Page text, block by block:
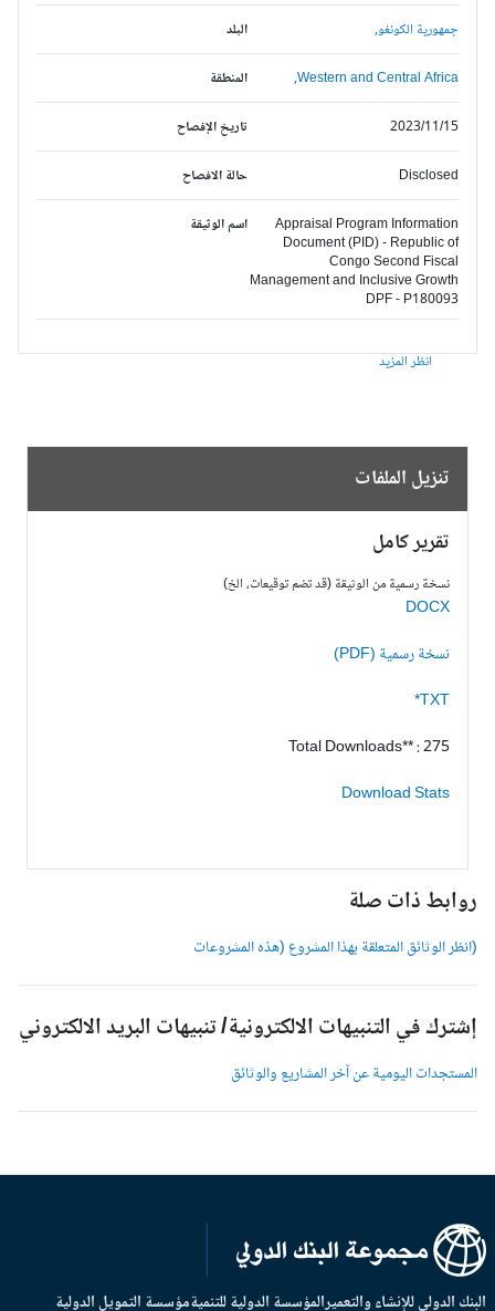
البلد جمهورية الكونغو,
المنطقة Western and Central Africa,
تاريخ الإفصاح 2023/11/15
حالة الافصاح Disclosed
اسم الوثيقة
Appraisal Program Information
Document (PID) - Republic of
Congo Second Fiscal
Management and Inclusive Growth
DPF - P180093
انظر المزيد
تنزيل الملفات
تقرير كامل
نسخة رسمية من الوثيقة (قد تضم توقيعات، الخ)
DOCX
نسخة رسمية (PDF)
TXT*
Total Downloads** : 275
Download Stats
روابط ذات صلة
(انظر الوثائق المتعلقة بهذا المشروع (هذه المشروعات
إشترك في التنبيهات الالكترونية/ تنبيهات البريد الالكتروني
المستجدات اليومية عن آخر المشاريع والوثائق
الدولي للإنشاء والتعميرالمؤسسة الدولية للتنميةمؤسسة التمويل الدولية